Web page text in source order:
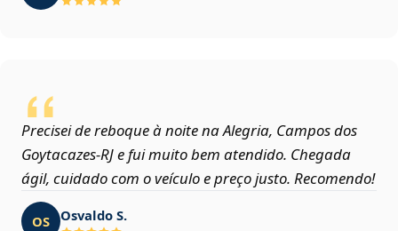
Precisei de reboque à noite na Alegria, Campos dos
Goytacazes‑RJ e fui muito bem atendido. Chegada
ágil, cuidado com o veículo e preço justo. Recomendo!
OS Osvaldo S.